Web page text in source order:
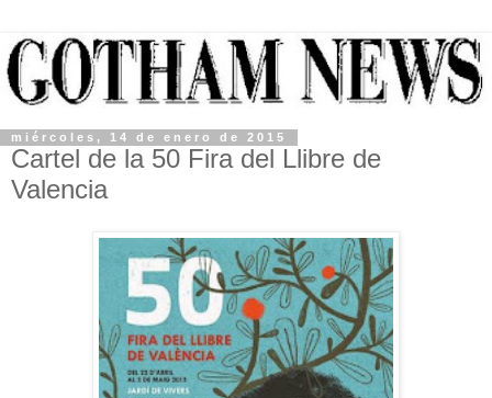
miércoles, 14 de enero de 2015
Cartel de la 50 Fira del Llibre de
Valencia